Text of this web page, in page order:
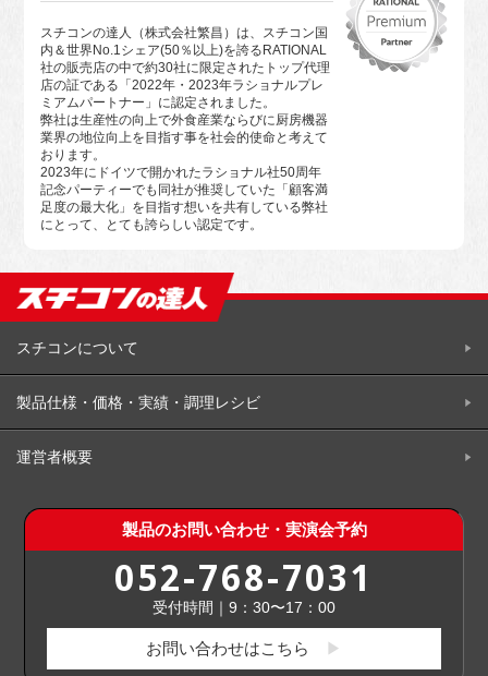
スチコンの達人（株式会社繁昌）は、スチコン国
内＆世界No.1シェア(50％以上)を誇るRATIONAL
社の販売店の中で約30社に限定されたトップ代理
店の証である「2022年・2023年ラショナルプレ
ミアムパートナー」に認定されました。
弊社は生産性の向上で外食産業ならびに厨房機器
業界の地位向上を目指す事を社会的使命と考えて
おります。
2023年にドイツで開かれたラショナル社50周年
記念パーティーでも同社が推奨していた「顧客満
足度の最大化」を目指す想いを共有している弊社
にとって、とても誇らしい認定です。
スチコンについて
製品仕様・価格・実績・調理レシビ
運営者概要
製品のお問い合わせ・実演会予約
052-768-7031
受付時間｜9：30〜17：00
お問い合わせはこちら